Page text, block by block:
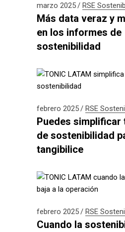
marzo 2025 RSE
Más data veraz y
en los informes de
sostenibilidad
febrero 2025 RSE
Puedes simplificar
de sostenibilidad
tangibilice
febrero 2025 RSE
Cuando la